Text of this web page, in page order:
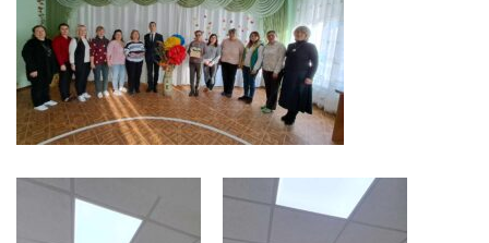
Serviciul
Juridic
Serviciul
în
Reglementarea